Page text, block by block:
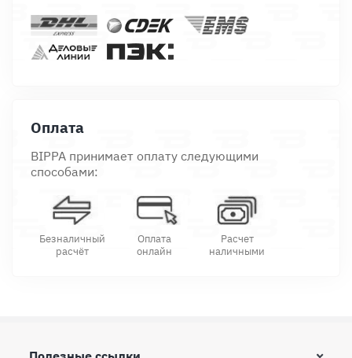
Оплата
BIPPA принимает оплату следующими
способами:
Безналичный
расчёт
Оплата
онлайн
Расчет
наличными